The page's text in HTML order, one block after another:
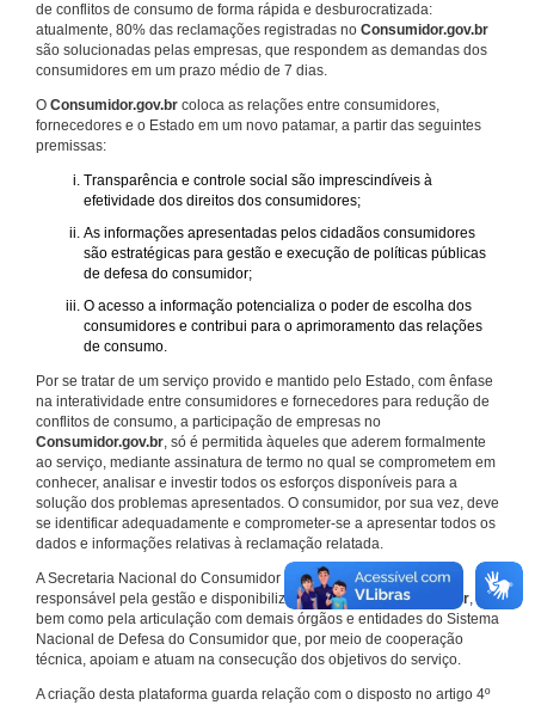
de conflitos de consumo de forma rápida e desburocratizada:
atualmente, 80% das reclamações registradas no Consumidor.gov.br
são solucionadas pelas empresas, que respondem as demandas dos
consumidores em um prazo médio de 7 dias.
O Consumidor.gov.br coloca as relações entre consumidores,
fornecedores e o Estado em um novo patamar, a partir das seguintes
premissas:
Transparência e controle social são imprescindíveis à
efetividade dos direitos dos consumidores;
As informações apresentadas pelos cidadãos consumidores
são estratégicas para gestão e execução de políticas públicas
de defesa do consumidor;
O acesso a informação potencializa o poder de escolha dos
consumidores e contribui para o aprimoramento das relações
de consumo.
Por se tratar de um serviço provido e mantido pelo Estado, com ênfase
na interatividade entre consumidores e fornecedores para redução de
conflitos de consumo, a participação de empresas no
Consumidor.gov.br, só é permitida àqueles que aderem formalmente
ao serviço, mediante assinatura de termo no qual se comprometem em
conhecer, analisar e investir todos os esforços disponíveis para a
solução dos problemas apresentados. O consumidor, por sua vez, deve
se identificar adequadamente e comprometer-se a apresentar todos os
dados e informações relativas à reclamação relatada.
A Secretaria Nacional do Consumidor do Ministério da Justiça é a
responsável pela gestão e disponibilização doConsumidor.gov.br,
bem como pela articulação com demais órgãos e entidades do Sistema
Nacional de Defesa do Consumidor que, por meio de cooperação
técnica, apoiam e atuam na consecução dos objetivos do serviço.
A criação desta plataforma guarda relação com o disposto no artigo 4º